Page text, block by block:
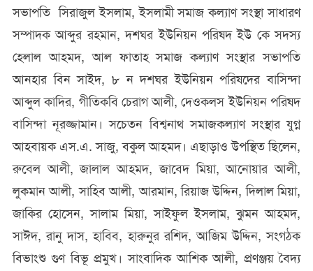
সভাপতি সিরাজুল ইসলাম, ইসলামী সমাজ কল্যাণ সংস্থা সাধারণ
সম্পাদক আব্দুর রহমান, দশঘর ইউনিয়ন পরিষদ ইউ কে সদস্য
হেলাল আহমদ, আল ফাতাহ সমাজ কল্যাণ সংস্থার সভাপতি
আনহার বিন সাইদ, ৮ ন দশঘর ইউনিয়ন পরিষদের বাসিন্দা
আব্দুল কাদির, গীতিকবি চেরাগ আলী, দেওকলস ইউনিয়ন পরিষদ
বাসিন্দা নূরজ্জামান। সচেতন বিশ্বনাথ সমাজকল্যাণ সংস্থার যুগ্ন
আহবায়ক এস.এ. সাজু, বকুল আহমদ। এছাড়াও উপস্থিত ছিলেন,
রুবেল আলী, জালাল আহমদ, জাবেদ মিয়া, আনোয়ার আলী,
লুকমান আলী, সাহিব আলী, আরমান, রিয়াজ উদ্দিন, দিলাল মিয়া,
জাকির হোসেন, সালাম মিয়া, সাইফুল ইসলাম, ঝুমন আহমদ,
সাঈদ, রানু দাস, হাবিব, হারুনুর রশিদ, আজিম উদ্দিন, সংগঠক
বিভাংশু গুণ বিভূ প্রমুখ। সাংবাদিক আশিক আলী, প্রণঞ্জয় বৈদ্য